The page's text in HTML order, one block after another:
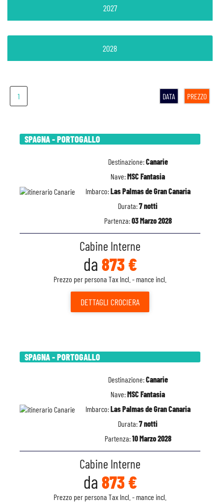
1 DATA PREZZO
SPAGNA - PORTOGALLO
Destinazione:Canarie
Nave:MSC Fantasia
Imbarco:Las Palmas de Gran Canaria
Durata:7 notti
Partenza:03 Marzo 2028
Cabine Interne
da 873 €
Prezzo per persona Tax Incl. - mance incl.
DETTAGLI CROCIERA
SPAGNA - PORTOGALLO
Destinazione:Canarie
Nave:MSC Fantasia
Imbarco:Las Palmas de Gran Canaria
Durata:7 notti
Partenza:10 Marzo 2028
Cabine Interne
da 873 €
Prezzo per persona Tax Incl. - mance incl.
2027
2028